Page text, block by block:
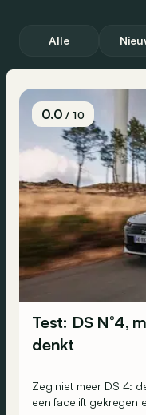
Alle
0.0/ 10
Test: DS N°4,
denkt
Zeg niet meer DS 4:
een facelift gekregen